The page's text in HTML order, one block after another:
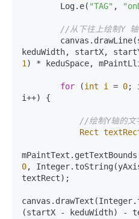
        Log.e(
"TAG" ,
//从下往上绘制Y 轴
1 ) * keduSpace,
for (int i = 0;
i++) {
//绘制Y轴的文
Rect
0,
textRect);
(startX - keduWidth) -